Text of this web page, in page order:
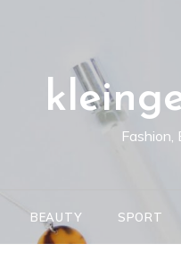
Fashion,
BEAUTY SPORT